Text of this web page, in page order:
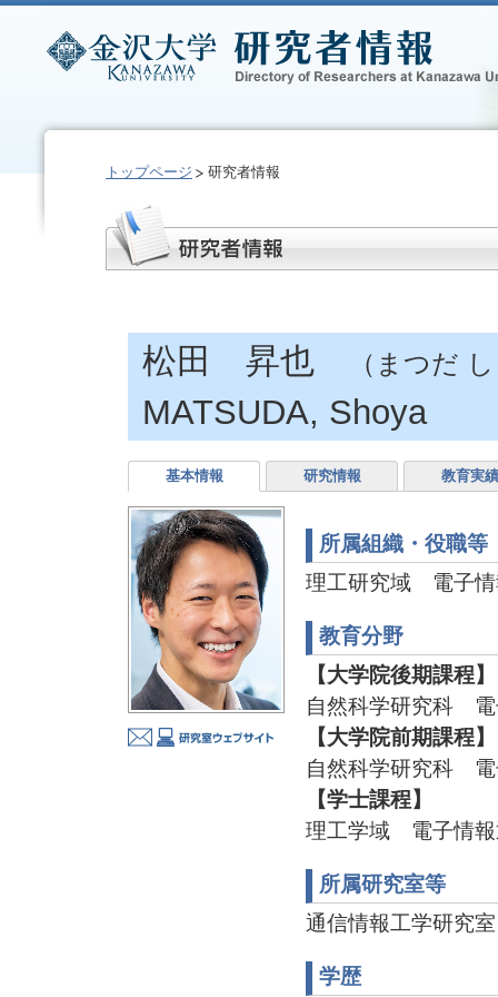
トップページ 研究者情報
松田 昇也 （まつだ
MATSUDA, Shoya
基本情報 研究情報 教育実績
所属組織・役職等
理工研究域 電子情
教育分野
【大学院後期課程】
自然科学研究科 電
【大学院前期課程】
自然科学研究科 電
【学士課程】
理工学域 電子情
所属研究室等
通信情報工学研究室
学歴